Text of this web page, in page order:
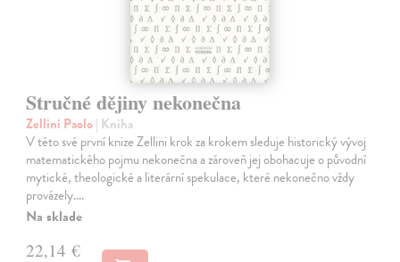
Stručné dějiny nekonečna
Zellini Paolo| Kniha
V této své první knize Zellini krok za krokem sleduje historický vývoj
matematického pojmu nekonečna a zároveň jej obohacuje o původní
mytické, theologické a literární spekulace, které nekonečno vždy
provázely.…
Na sklade
22,14 €